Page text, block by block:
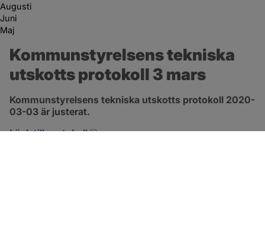
Augusti
Juni
Maj
Kommunstyrelsens tekniska
utskotts protokoll 3 mars
Kommunstyrelsens tekniska utskotts protokoll 2020-
03-03 är justerat.
Länk till protokoll
pdf, 380.7 kB, öppnas i nytt fönster.